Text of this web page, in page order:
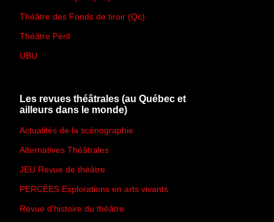
Théâtre des Fonds de tiroir (Qc)
Théâtre Péril
UBU
Les revues théâtrales (au Québec et
ailleurs dans le monde)
Actualités de la scénographie
Alternatives Théâtrales
JEU Revue de théâtre
PERCÉES Explorations en arts vivants
Revue d'histoire du théâtre